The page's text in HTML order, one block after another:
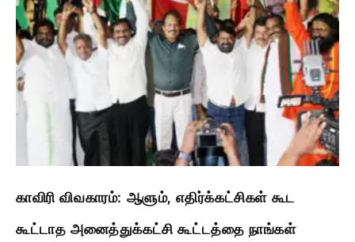
காவிரி விவகாரம்: ஆளும், எதிர்க்கட்சிகள் கூட
கூட்டாத அனைத்துக்கட்சி கூட்டத்தை நாங்கள்